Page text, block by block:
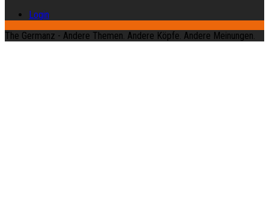
Login
The Germanz - Andere Themen. Andere Köpfe. Andere Meinungen.